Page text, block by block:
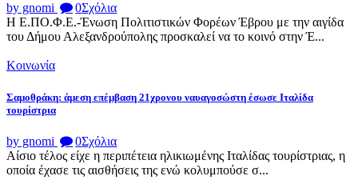
by gnomi 0Σχόλια
Η Ε.ΠΟ.Φ.Ε.-Ένωση Πολιτιστικών Φορέων Έβρου με την αιγίδα
του Δήμου Αλεξανδρούπολης προσκαλεί να το κοινό στην Έ...
Κοινωνία
Σαμοθράκη: άμεση επέμβαση 21χρονου ναυαγοσώστη έσωσε Ιταλίδα
τουρίστρια
by gnomi 0Σχόλια
Αίσιο τέλος είχε η περιπέτεια ηλικιωμένης Ιταλίδας τουρίστριας, η
οποία έχασε τις αισθήσεις της ενώ κολυμπούσε σ...